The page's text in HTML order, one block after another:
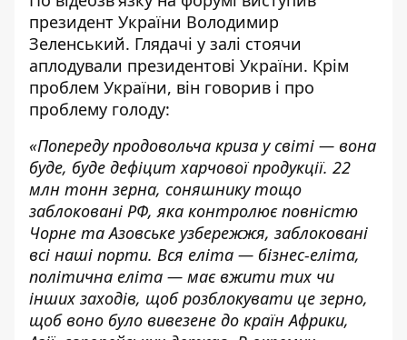
президент України Володимир
Зеленський. Глядачі у залі стоячи
аплодували президентові України. Крім
проблем України, він говорив і про
проблему голоду:
«Попереду продовольча криза у світі — вона
буде, буде дефіцит харчової продукції. 22
млн тонн зерна, соняшнику тощо
заблоковані РФ, яка контролює повністю
Чорне та Азовське узбережжя, заблоковані
всі наші порти. Вся еліта — бізнес-еліта,
політична еліта — має вжити тих чи
інших заходів, щоб розблокувати це зерно,
щоб воно було вивезене до країн Африки,